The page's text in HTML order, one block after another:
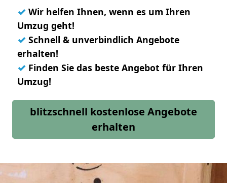
✓ Wir helfen Ihnen, wenn es um Ihren
Umzug geht!
✓ Schnell & unverbindlich Angebote
erhalten!
✓ Finden Sie das beste Angebot für Ihren
Umzug!
blitzschnell kostenlose Angebote
erhalten